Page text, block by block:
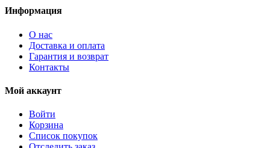
Информация
О нас
Доставка и оплата
Гарантия и возврат
Контакты
Мой аккаунт
Войти
Корзина
Список покупок